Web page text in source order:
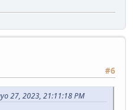
#6
27, 2023, 21:11:18 PM